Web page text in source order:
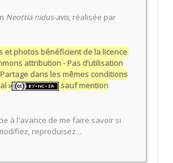
Neottia nidus-avis, réalisée par
et photos bénéficient de la licence
attribution - Pas d’utilisation
dans les mêmes conditions
»
sauf mention
à l'avance de me faire savoir si
reproduisez...